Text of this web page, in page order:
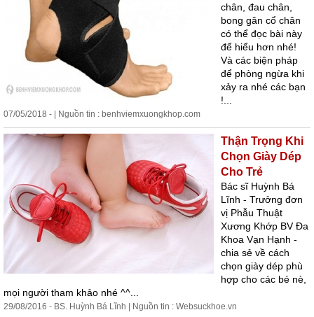
chân, đau chân,
bong gân cổ chân
có thể đọc bài này
để hiểu hơn nhé!
Và các biện pháp
để phòng ngừa khi
xảy ra nhé các bạn
!...
07/05/2018 - | Nguồn tin : benhviemxuongkhop.com
Thận Trọng Khi
Chọn Giày Dép
Cho Trẻ
Bác sĩ Huỳnh Bá
Lĩnh - Trưởng đơn
vị Phẫu Thuật
Xương Khớp BV Đa
Khoa Vạn Hạnh -
chia sẻ về cách
chọn giày dép phù
hợp cho các bé nè,
mọi người tham khảo nhé ^^...
29/08/2016 - BS. Huỳnh Bá Lĩnh | Nguồn tin : Websuckhoe.vn